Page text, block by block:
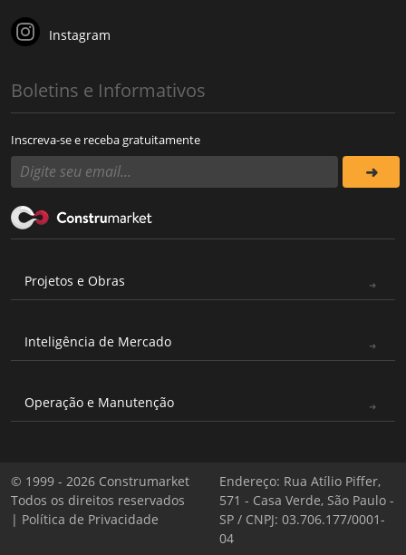
Instagram
Boletins e Informativos
Inscreva-se e receba gratuitamente
Projetos e Obras
Inteligência de Mercado
Operação e Manutenção
© 1999 - 2026 Construmarket
Todos os direitos reservados
| Política de Privacidade
Endereço: Rua Atílio Piffer,
571 - Casa Verde, São Paulo -
SP / CNPJ: 03.706.177/0001-
04